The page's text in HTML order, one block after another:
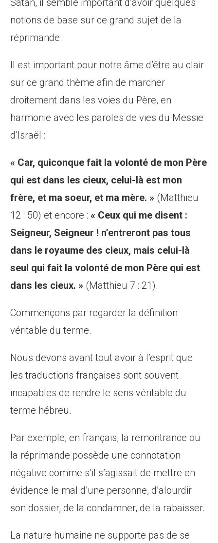
notions de base sur ce grand sujet de la
réprimande.
Il est important pour notre âme d’être au clair
sur ce grand thème afin de marcher
droitement dans les voies du Père, en
harmonie avec les paroles de vies du Messie
d’Israël :
« Car, quiconque fait lavolonté de mon Père
qui est dans les cieux, celui-là est mon
frère, et ma soeur, et ma mère. » (Matthieu
12 : 50) et encore :« Ceux qui me disent :
Seigneur, Seigneur ! n’entreront pas tous
dans le royaume des cieux, mais celui-là
seul qui fait lavolonté de mon Père qui est
dans les cieux. » (Matthieu 7 : 21).
Commençons par regarder la définition
véritable du terme.
Nous devons avant tout avoir à l’esprit que
les traductions françaises sont souvent
incapables de rendre le sens véritable du
terme hébreu.
Par exemple, en français, la remontrance ou
la réprimande possède une connotation
négative comme s’il s’agissait de mettre en
évidence le mal d’une personne, d’alourdir
son dossier, de la condamner, de la rabaisser.
La nature humaine ne supporte pas de se